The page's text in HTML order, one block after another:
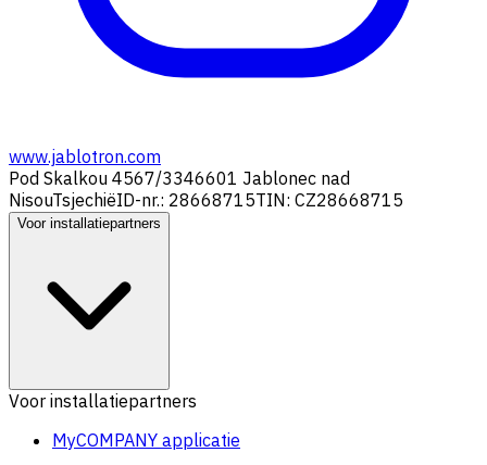
www.jablotron.com
Pod Skalkou 4567/3346601 Jablonec nad
NisouTsjechiëID-nr.: 28668715TIN: CZ28668715
Voor installatiepartners
Voor installatiepartners
MyCOMPANY applicatie